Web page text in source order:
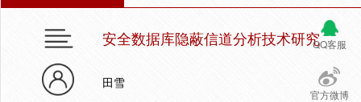
QQ客服
官方微博
安全数据库隐蔽信道分析技术研究
田雪